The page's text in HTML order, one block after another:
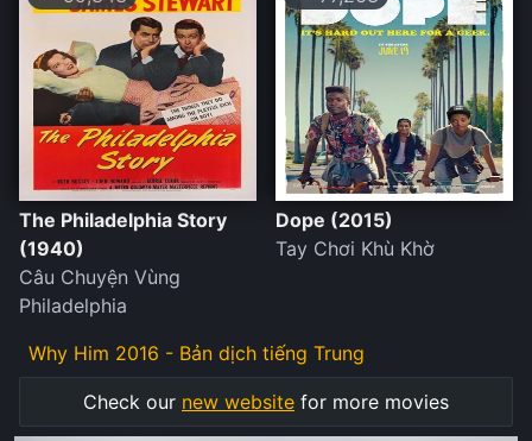
The Philadelphia Story
(1940)
Câu Chuyện Vùng
Philadelphia
Dope (2015)
Tay Chơi Khù Khờ
Why Him 2016 - Bản dịch tiếng Trung
Check our new website for more movies